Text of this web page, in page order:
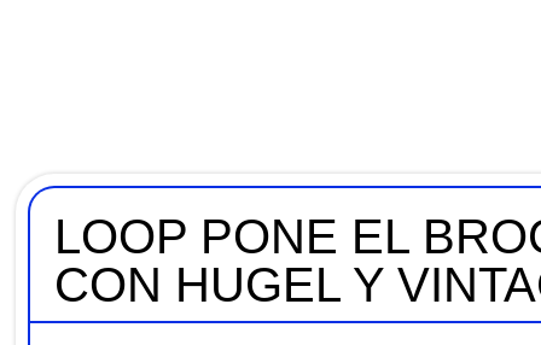
LOOP PONE EL
CON HUGEL Y